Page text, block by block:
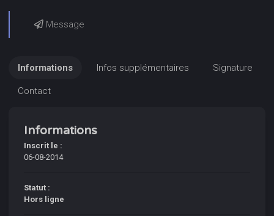
Message
Informations Infos supplémentaires Signature
Contact
Informations
Inscrit le :
06-08-2014
Statut :
Hors ligne